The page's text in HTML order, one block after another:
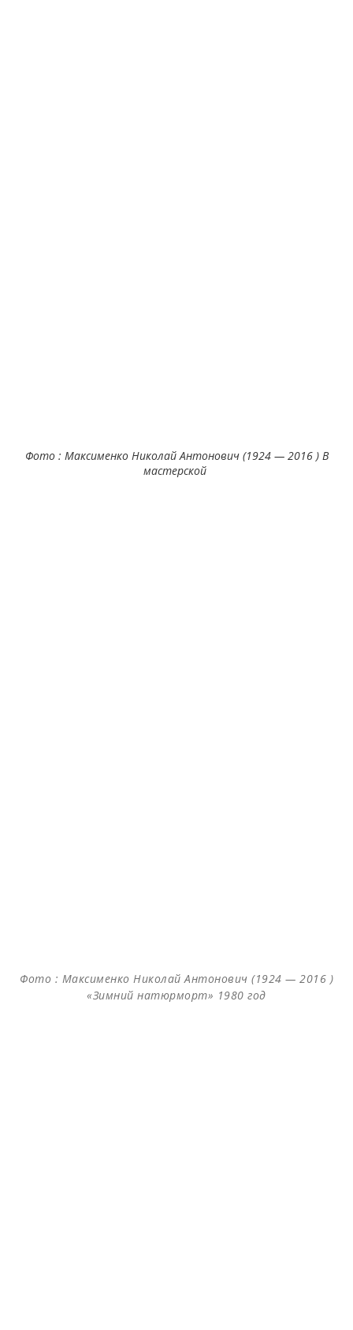
Фото : Максименко Николай Антонович (1924 — 2016 ) В
мастерской
Фото : Максименко Николай Антонович (1924 — 2016 )
«Зимний натюрморт» 1980 год